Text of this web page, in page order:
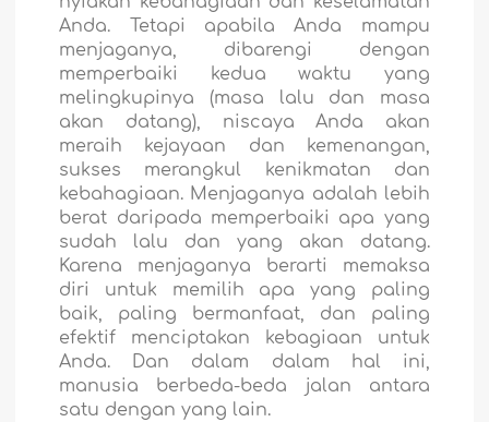
Anda. Tetapi apabila Anda mampu
menjaganya, dibarengi dengan
memperbaiki kedua waktu yang
melingkupinya (masa lalu dan masa
akan datang), niscaya Anda akan
meraih kejayaan dan kemenangan,
sukses merangkul kenikmatan dan
kebahagiaan. Menjaganya adalah lebih
berat daripada memperbaiki apa yang
sudah lalu dan yang akan datang.
Karena menjaganya berarti memaksa
diri untuk memilih apa yang paling
baik, paling bermanfaat, dan paling
efektif menciptakan kebagiaan untuk
Anda. Dan dalam dalam hal ini,
manusia berbeda-beda jalan antara
satu dengan yang lain.